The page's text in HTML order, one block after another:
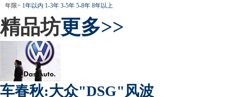
年限> 1年以内 1-3年 3-5年 5-8年 8年以上
精品坊更多>>
车春秋:大众"DSG"风波